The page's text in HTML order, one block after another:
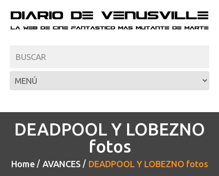
DEADPOOL Y LOBEZNO
fotos
Home AVANCES DEADPOOL Y LOBEZNO fotos